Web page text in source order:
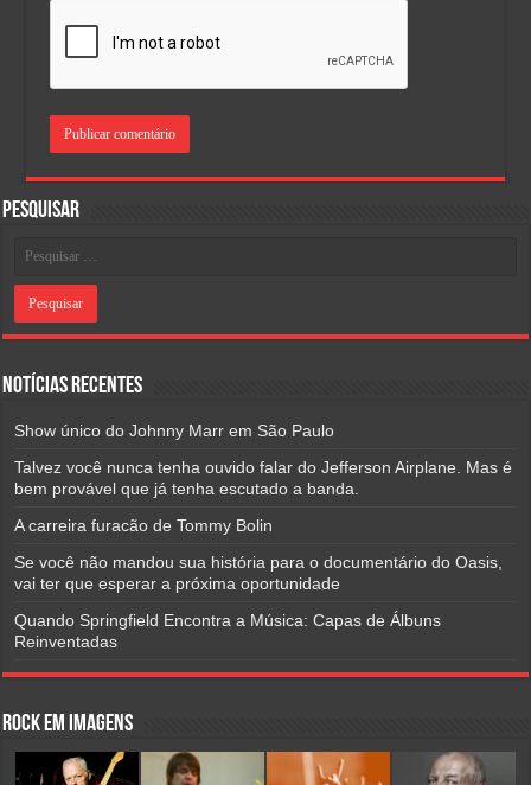
Pesquisar
Notícias Recentes
Show único do Johnny Marr em São Paulo
Talvez você nunca tenha ouvido falar do Jefferson Airplane. Mas é
bem provável que já tenha escutado a banda.
A carreira furacão de Tommy Bolin
Se você não mandou sua história para o documentário do Oasis,
vai ter que esperar a próxima oportunidade
Quando Springfield Encontra a Música: Capas de Álbuns
Reinventadas
Rock em Imagens